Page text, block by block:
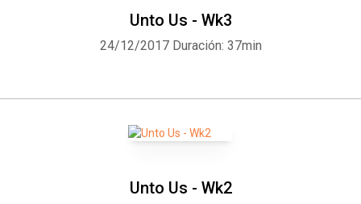
Unto Us - Wk3
24/12/2017 Duración: 37min
Unto Us - Wk2